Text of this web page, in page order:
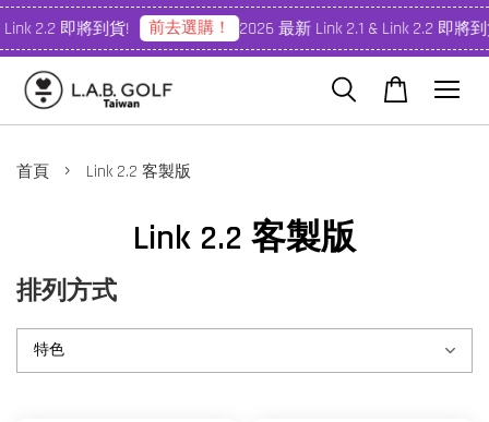
2.2 即將到貨! 前去選購！ 2026 最新 Link 2.1 & Link 2.2 即將到
首頁 › Link 2.2 客製版
Link 2.2 客製版
排列方式